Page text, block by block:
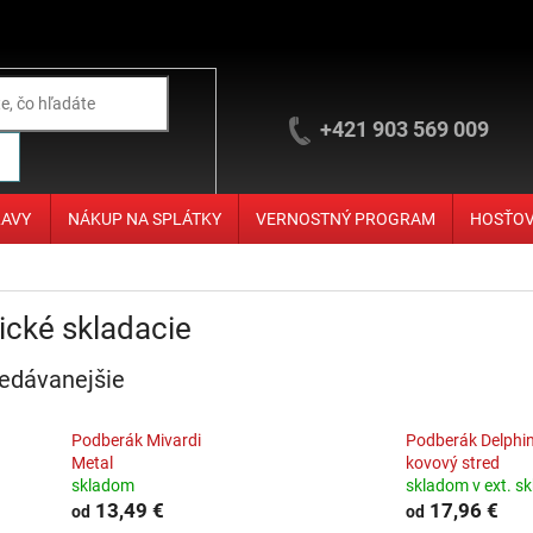
+421 903 569 009
NÁKUP NA SPLÁTKY VERNOSTNÝ PROGRAM
skladacie
Podberák Mivardi
Metal
skladom
od 13,49 €
Podberák
kovový stred
skladom v ext.
od17,96 €